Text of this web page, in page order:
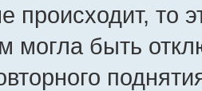
происходит, то
могла быть